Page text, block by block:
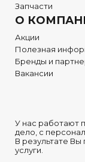
Запчасти
О
Акции
Полезная
Бренды и
Вакансии
У нас работают
дело, с
В результате Вы
услуги.